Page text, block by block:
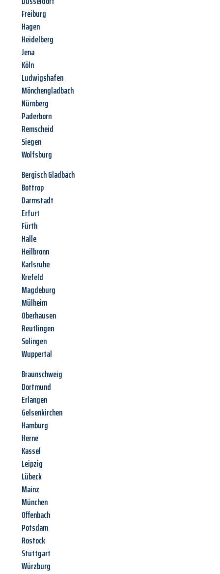
Freiburg
Hagen
Heidelberg
Jena
Köln
Ludwigshafen
Mönchengladbach
Nürnberg
Paderborn
Remscheid
Siegen
Wolfsburg
Bergisch Gladbach
Bottrop
Darmstadt
Erfurt
Fürth
Halle
Heilbronn
Karlsruhe
Krefeld
Magdeburg
Mülheim
Oberhausen
Reutlingen
Solingen
Wuppertal
Braunschweig
Dortmund
Erlangen
Gelsenkirchen
Hamburg
Herne
Kassel
Leipzig
Lübeck
Mainz
München
Offenbach
Potsdam
Rostock
Stuttgart
Würzburg